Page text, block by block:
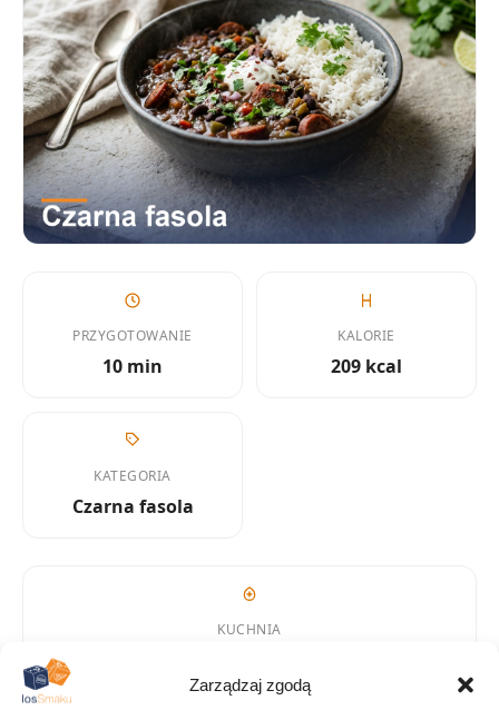
Zarządzaj zgodą
PRZYGOTOWANIE
10 min
KALORIE
209 kcal
KATEGORIA
Czarna fasola
KUCHNIA